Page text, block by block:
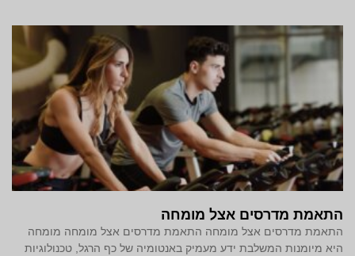
התאמת מדרסים אצל מומחה
התאמת מדרסים אצל מומחה התאמת מדרסים אצל מומחה מומחה
היא מיומנות המשלבת ידע מעמיק באנטומיה של כף הרגל, טכנולוגיות